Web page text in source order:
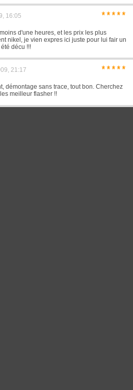
16:05 *****
d'une heures, et les prix les plus
nikel, je vien expres ici juste pour lui fair un
décu !!!
21:17 *****
démontage sans trace, tout bon. Cherchez
meilleur flasher !!